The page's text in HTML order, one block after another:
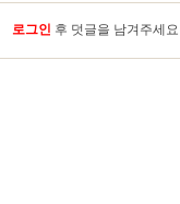
로그인 후 덧글을 남겨주세요